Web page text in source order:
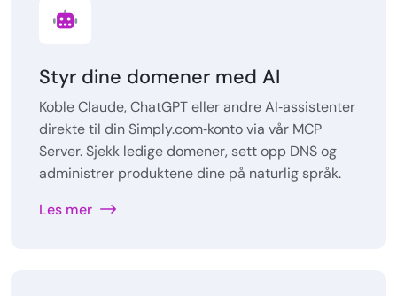
Styr dine domener med AI
Koble Claude, ChatGPT eller andre AI‑assistenter
direkte til din Simply.com‑konto via vår MCP
Server. Sjekk ledige domener, sett opp DNS og
administrer produktene dine på naturlig språk.
Les mer